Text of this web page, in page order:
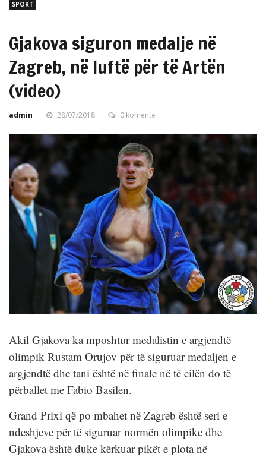
SPORT
Gjakova siguron medalje në
Zagreb, në luftë për të Artën
(video)
admin 28/07/2018 0 komente
Akil Gjakova ka mposhtur medalistin e argjendtë
olimpik Rustam Orujov për të siguruar medaljen e
argjendtë dhe tani është në finale në të cilën do të
përballet me Fabio Basilen.
Grand Prixi që po mbahet në Zagreb është seri e
ndeshjeve për të siguruar normën olimpike dhe
Gjakova është duke kërkuar pikët e plota në